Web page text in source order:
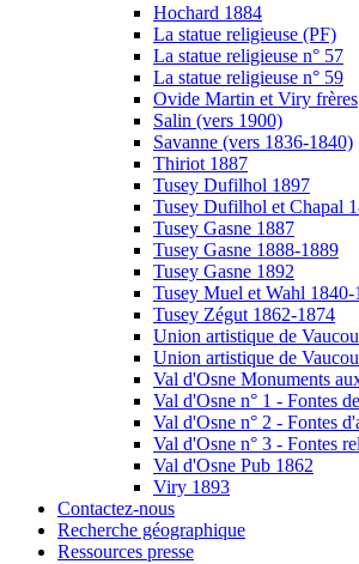
Hochard 1884
La statue religieuse (PF)
La statue religieuse n° 57
La statue religieuse n° 59
Ovide Martin et Viry frères
Salin (vers 1900)
Savanne (vers 1836-1840)
Thiriot 1887
Tusey Dufilhol 1897
Tusey Dufilhol et Chapal
Tusey Gasne 1887
Tusey Gasne 1888-1889
Tusey Gasne 1892
Tusey Muel et Wahl 1840-
Tusey Zégut 1862-1874
Union artistique de
Union artistique de
Val d'Osne Monuments
Val d'Osne n° 1 - Fontes
Val d'Osne n° 2 - Fontes
Val d'Osne n° 3 - Fontes
Val d'Osne Pub 1862
Viry 1893
Contactez-nous
Recherche géographique
Ressources presse